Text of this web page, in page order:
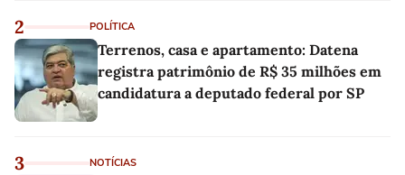
2 POLÍTICA
Terrenos, casa e apartamento: Datena
registra patrimônio de R$ 35 milhões em
candidatura a deputado federal por SP
3 NOTÍCIAS